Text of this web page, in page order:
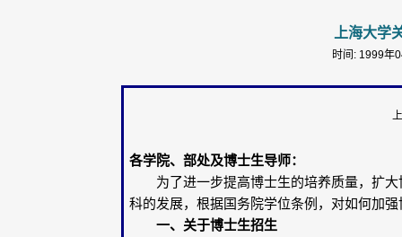
上海大学
时间: 1999
各学院、部处及博士生导师：
为了进一步提高博士生的培养质量，扩
科的发展，根据国务院学位条例，对如何加
一、关于博士生招生